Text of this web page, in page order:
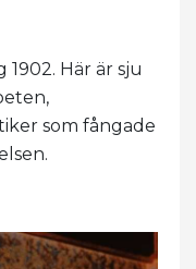
Här är sju
som fångade